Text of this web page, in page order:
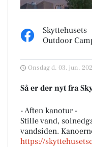
Skyttehusets
Outdoor
Onsdag d. 03. jun.
Så er der nyt fra
- Aften kanotur -
Stille vand,
vandsiden.
https://